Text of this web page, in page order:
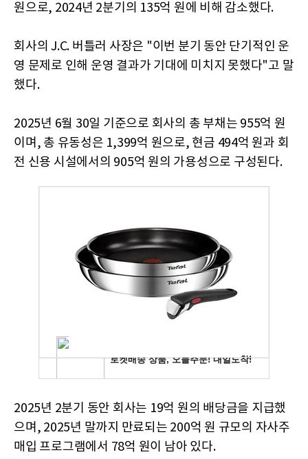
원으로, 2024년 2분기의 135억 원에 비해 감소했다.
회사의 J.C. 버틀러 사장은 "이번 분기 동안 단기적인 운
영 문제로 인해 운영 결과가 기대에 미치지 못했다"고 말
했다.
2025년 6월 30일 기준으로 회사의 총 부채는 955억 원
이며, 총 유동성은 1,399억 원으로, 현금 494억 원과 회
전 신용 시설에서의 905억 원의 가용성으로 구성된다.
2025년 2분기 동안 회사는 19억 원의 배당금을 지급했
으며, 2025년 말까지 만료되는 200억 원 규모의 자사주
매입 프로그램에서 78억 원이 남아 있다.